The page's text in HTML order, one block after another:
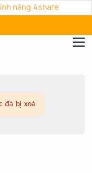
năng 4share
đã bị xoá